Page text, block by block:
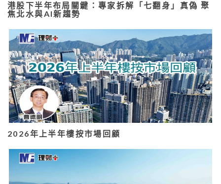
港股下半年布局關鍵：專家拆解「七翻身」真偽 聚
焦北水與AI新趨勢
2026年上半年樓按市場回顧